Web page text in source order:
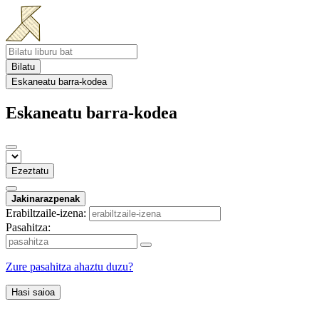
Bilatu
Eskaneatu barra-kodea
Eskaneatu barra-kodea
Ezeztatu
Jakinarazpenak
Erabiltzaile-izena:
Pasahitza:
Zure pasahitza ahaztu duzu?
Hasi saioa